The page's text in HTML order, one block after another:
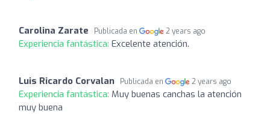
Carolina Zarate Publicada en 2 years ago
Experiencia fantástica: Excelente atención.
Luis Ricardo Corvalan Publicada en 2 years ago
Experiencia fantástica: Muy buenas canchas la atención
muy buena